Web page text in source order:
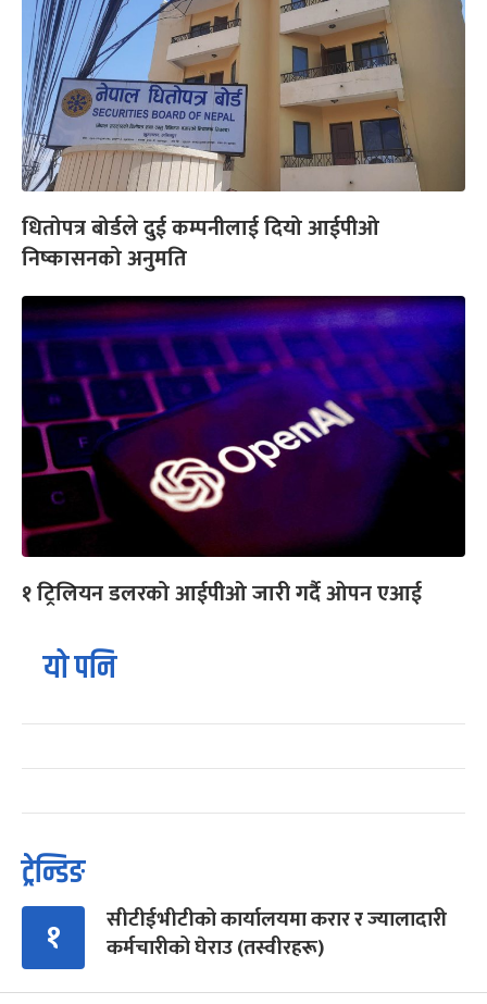
धितोपत्र बोर्डले दुई कम्पनीलाई दियो आईपीओ
निष्कासनको अनुमति
१ ट्रिलियन डलरको आईपीओ जारी गर्दै ओपन एआई
यो पनि
ट्रेन्डिङ
१
सीटीईभीटीको कार्यालयमा करार र ज्यालादारी
कर्मचारीको घेराउ (तस्वीरहरू)